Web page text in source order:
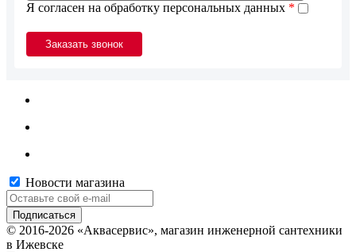
Я согласен на обработку персональных данных *
Новости магазина
© 2016-2026 «Аквасервис», магазин инженерной сантехники
в Ижевске